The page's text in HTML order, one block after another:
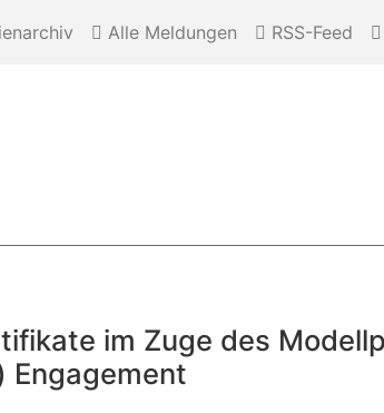
Alle Meldungen RSS-Feed
im Zuge des
Engagement